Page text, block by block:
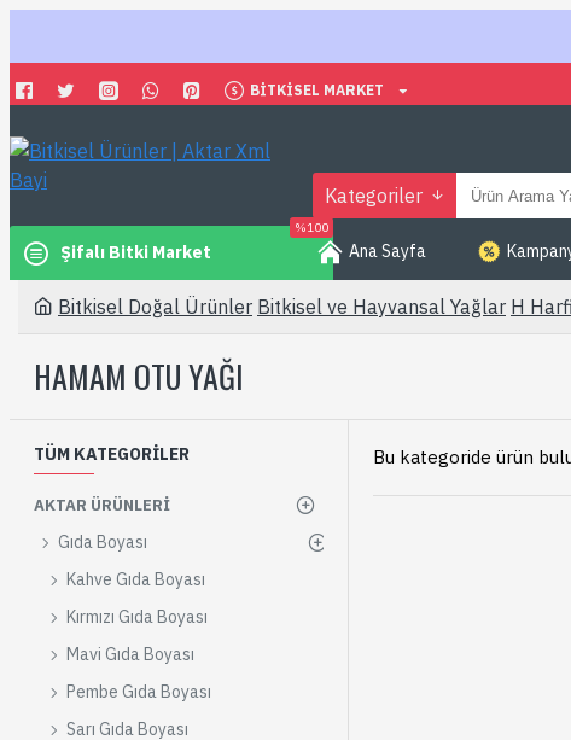
BITKISEL MARKET
Kategoriler
Şifalı Bitki Market
%100
Ana Sayfa
Bitkisel Doğal Ürünler Bitkisel ve Hayvansal Yağlar H
HAMAM OTU YAĞI
TÜM KATEGORILER
AKTAR ÜRÜNLERI
Gıda Boyası
Kahve Gıda Boyası
Kırmızı Gıda Boyası
Mavi Gıda Boyası
Pembe Gıda Boyası
Sarı Gıda Boyası
Bu kategoride ürün